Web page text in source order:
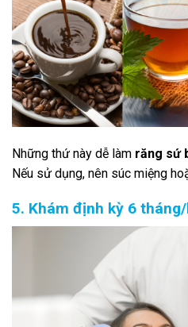
Những thứ này dễ làm răng sứ
Nếu sử dụng, nên súc miệng
5. Khám định kỳ 6